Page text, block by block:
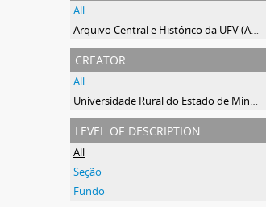
All
Arquivo Central e Histórico da UFV (ACH-UFV)
creator
All
Universidade Rural do Estado de Minas Gerais (Uremg)
level of description
All
Seção
Fundo